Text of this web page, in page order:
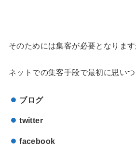
そのためには集客が必要となります
ネットでの集客手段で最初に思い
ブログ
twitter
facebook